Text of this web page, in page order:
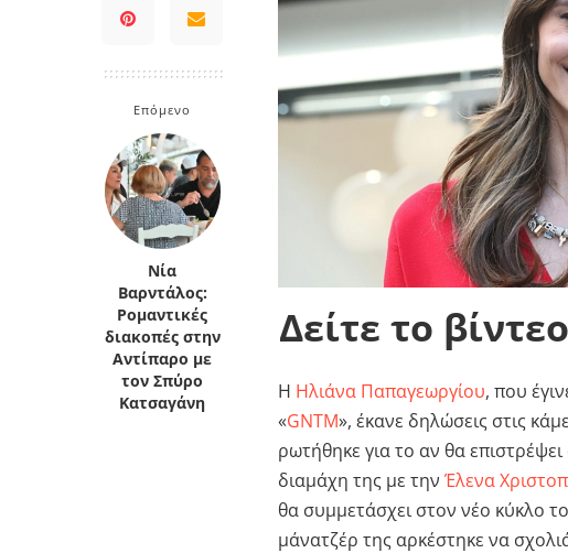
Κρήτη
Πελοπόννησος
Επόμενο
Νία
Βαρντάλος:
Ρομαντικές
διακοπές στην
Αντίπαρο με
τον Σπύρο
Κατσαγάνη
Δείτε το
Η Ηλιάνα Παπαγεωργίου, που
«GNTM», έκανε δηλώσεις στις
ρωτήθηκε για το αν θα
διαμάχη της με την Έλενα
θα συμμετάσχει στον νέο κύκλο
μάνατζέρ της αρκέστηκε να